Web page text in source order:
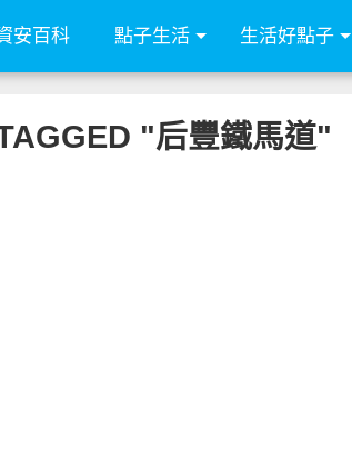
安百科 點子生活 生活好點子
"后豐鐵馬道"